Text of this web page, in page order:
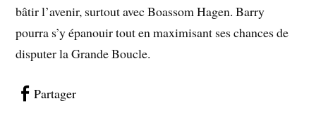
bâtir l’avenir, surtout avec Boassom Hagen. Barry
pourra s’y épanouir tout en maximisant ses chances de
disputer la Grande Boucle.
Partager